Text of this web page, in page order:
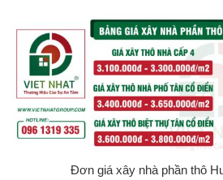
Đơn giá xây nhà phần thô